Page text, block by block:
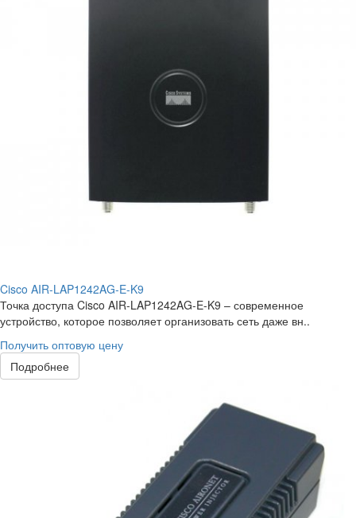
Cisco AIR-LAP1242AG-E-K9
Точка доступа Cisco AIR-LAP1242AG-E-K9 – современное
устройство, которое позволяет организовать сеть даже вн..
Получить оптовую цену
Подробнее